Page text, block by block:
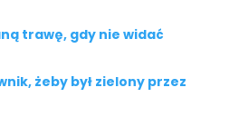
trawę, gdy nie widać
żeby był zielony przez